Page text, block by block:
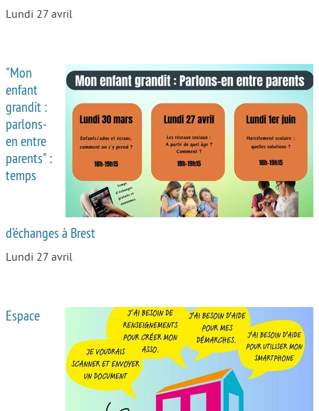
Lundi 27 avril
"Mon
enfant
grandit :
parlons-
en entre
parents" :
temps
d’échanges à Brest
Lundi 27 avril
Espace